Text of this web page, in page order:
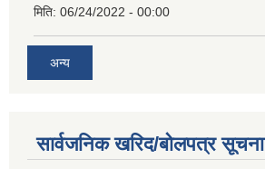
मिति: 06/24/2022 - 00:00
अन्य
सार्वजनिक खरिद/बोलपत्र सूचना